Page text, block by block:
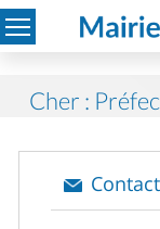
Cher :
Contact